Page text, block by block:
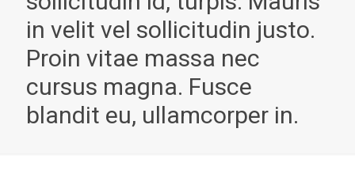
in velit vel sollicitudin justo.
Proin vitae massa nec
cursus magna. Fusce
blandit eu, ullamcorper in.